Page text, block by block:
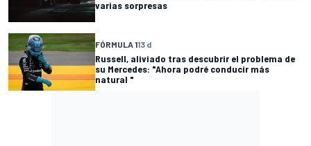
varias sorpresas
FÓRMULA 113 d
Russell, aliviado tras descubrir el problema de
su Mercedes: "Ahora podré conducir más
natural "